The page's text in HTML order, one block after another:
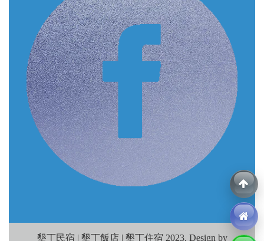
墾丁民宿 | 墾丁飯店 | 墾丁住宿 2023. Design by